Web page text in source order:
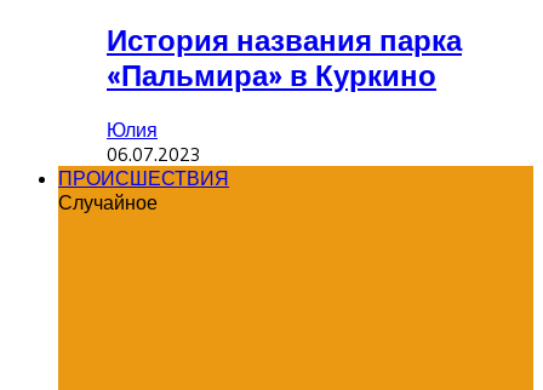
История названия парка
«Пальмира» в Куркино
Юлия
06.07.2023
ПРОИСШЕСТВИЯ
Случайное